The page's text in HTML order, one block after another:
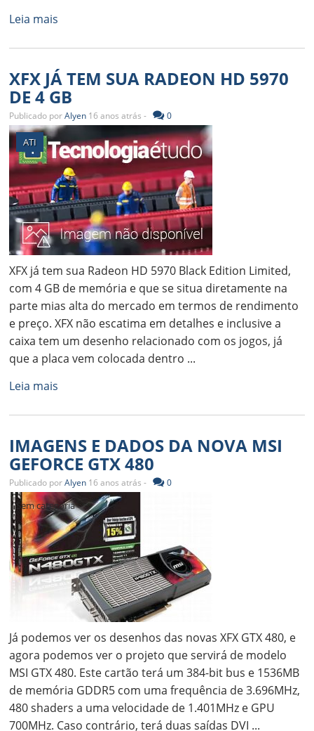
Leia mais
XFX JÁ TEM SUA RADEON HD 5970
DE 4 GB
Publicado porAlyen 16 anos atrás - 0
ATI
XFX já tem sua Radeon HD 5970 Black Edition Limited,
com 4 GB de memória e que se situa diretamente na
parte mias alta do mercado em termos de rendimento
e preço. XFX não escatima em detalhes e inclusive a
caixa tem um desenho relacionado com os jogos, já
que a placa vem colocada dentro ...
Leia mais
IMAGENS E DADOS DA NOVA MSI
GEFORCE GTX 480
Publicado porAlyen 16 anos atrás - 0
Sem categoria
Já podemos ver os desenhos das novas XFX GTX 480, e
agora podemos ver o projeto que servirá de modelo
MSI GTX 480. Este cartão terá um 384-bit bus e 1536MB
de memória GDDR5 com uma frequência de 3.696MHz,
480 shaders a uma velocidade de 1.401MHz e GPU
700MHz. Caso contrário, terá duas saídas DVI ...